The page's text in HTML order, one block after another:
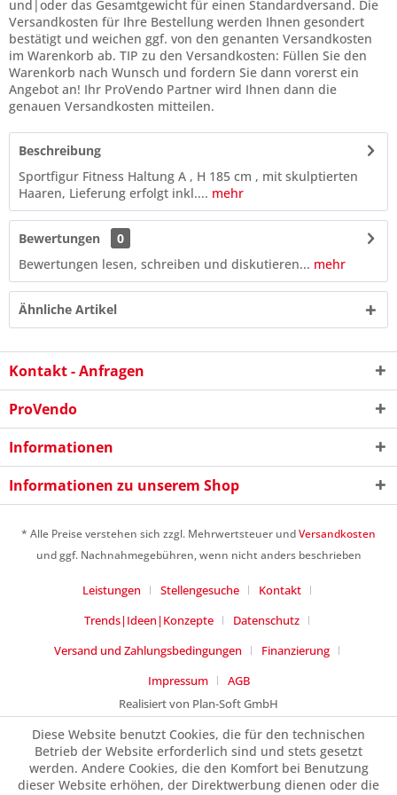
9 - 9 = ?
Ich habe dieDatenschutzerklärunggelesen,
Mit * gekennzeichnete Felder sind Pflichtfelder.
und|oder das Gesamtgewicht für einen Standardversand. Die
Versandkosten für Ihre Bestellung werden Ihnen gesondert
bestätigt und weichen ggf. von den genanten Versandkosten
im Warenkorb ab. TIP zu den Versandkosten: Füllen Sie den
Warenkorb nach Wunsch und fordern Sie dann vorerst ein
Angebot an! Ihr ProVendo Partner wird Ihnen dann die
genauen Versandkosten mitteilen.
Beschreibung
Sportfigur Fitness Haltung A , H 185 cm , mit skulptierten
Haaren, Lieferung erfolgt inkl.... mehr
Bewertungen
0
Bewertungen lesen, schreiben und diskutieren... mehr
Ähnliche Artikel
Kontakt - Anfragen
ProVendo
Informationen
Informationen zu unserem Shop
* Alle Preise verstehen sich zzgl. Mehrwertsteuer undVersandkosten
und ggf. Nachnahmegebühren, wenn nicht anders beschrieben
Leistungen Stellengesuche
Kontakt
Trends|Ideen|Konzepte
Datenschutz
Versand und Zahlungsbedingungen
Finanzierung
Impressum
AGB
Realisiert von Plan-Soft GmbH
Diese Website benutzt Cookies, die für den technischen
Betrieb der Website erforderlich sind und stets gesetzt
werden. Andere Cookies, die den Komfort bei Benutzung
dieser Website erhöhen, der Direktwerbung dienen oder die